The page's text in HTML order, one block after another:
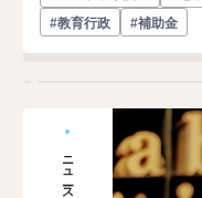
#教育行政
#補助金
ニュース